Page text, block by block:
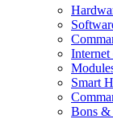
Smart
Bons &